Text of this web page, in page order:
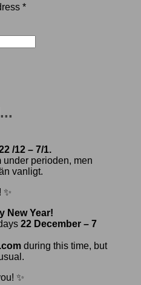
*Obligatoriskt
/12 – 7/1.
under perioden, men
vanligt.
New Year!
22 December – 7
during this time, but
✨